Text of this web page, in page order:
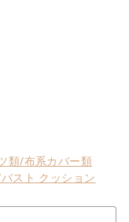
類/布系カバー類
スト クッション